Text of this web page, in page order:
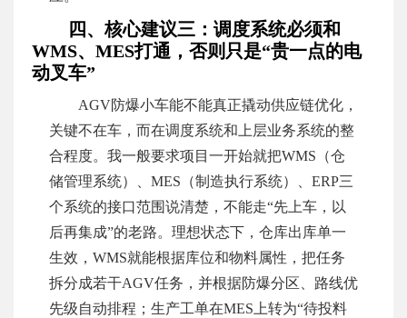
四、核心建议三：调度系统必须和
WMS、MES打通，否则只是“贵一点的电
动叉车”
AGV防爆小车能不能真正撬动供应链优化，
关键不在车，而在调度系统和上层业务系统的整
合程度。我一般要求项目一开始就把WMS（仓
储管理系统）、MES（制造执行系统）、ERP三
个系统的接口范围说清楚，不能走“先上车，以
后再集成”的老路。理想状态下，仓库出库单一
生效，WMS就能根据库位和物料属性，把任务
拆分成若干AGV任务，并根据防爆分区、路线优
先级自动排程；生产工单在MES上转为“待投料